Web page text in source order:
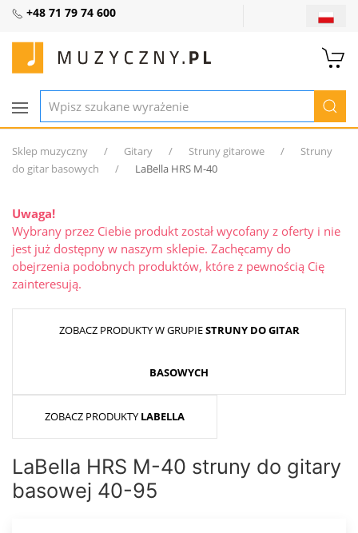
+48 71 79 74 600
Sklep muzyczny Gitary Struny gitarowe
Struny
do gitar basowych
LaBella HRS M-40
Uwaga!
Wybrany przez Ciebie produkt został wycofany z oferty i nie
jest już dostępny w naszym sklepie. Zachęcamy do
obejrzenia podobnych produktów, które z pewnością Cię
zainteresują.
ZOBACZ PRODUKTY W GRUPIESTRUNY DO GITAR
BASOWYCH
ZOBACZ PRODUKTY LABELLA
LaBella HRS M-40 struny do gitary
basowej 40-95